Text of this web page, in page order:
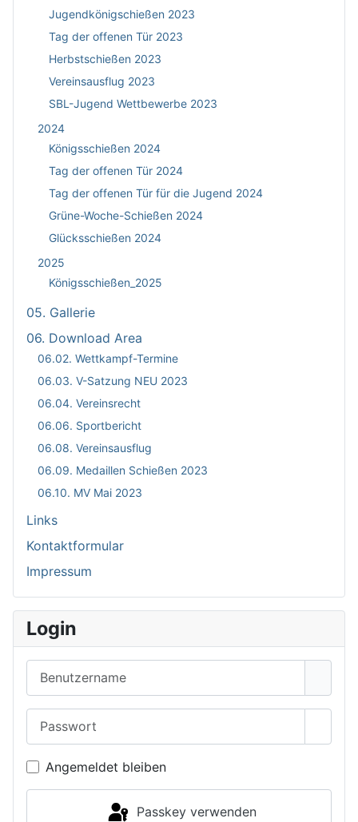
Jugendkönigschießen 2023
Tag der offenen Tür 2023
Herbstschießen 2023
Vereinsausflug 2023
SBL-Jugend Wettbewerbe 2023
2024
Königsschießen 2024
Tag der offenen Tür 2024
Tag der offenen Tür für die Jugend 2024
Grüne-Woche-Schießen 2024
Glücksschießen 2024
2025
Königsschießen_2025
05. Gallerie
06. Download Area
06.02. Wettkampf-Termine
06.03. V-Satzung NEU 2023
06.04. Vereinsrecht
06.06. Sportbericht
06.08. Vereinsausflug
06.09. Medaillen Schießen 2023
06.10. MV Mai 2023
Links
Kontaktformular
Impressum
Login
Angemeldet bleiben
Passkey verwenden